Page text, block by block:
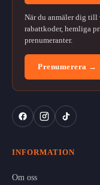
När du anmäler dig till
rabattkoder, hemliga
prenumeranter.
Prenumerera →
INFORMATION
Om oss